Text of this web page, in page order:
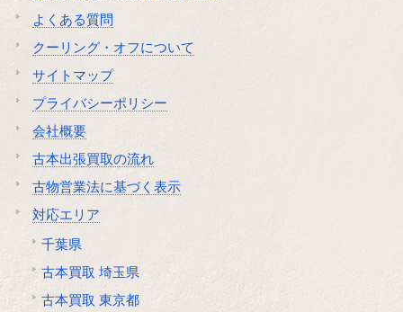
よくある質問
クーリング・オフについて
サイトマップ
プライバシーポリシー
会社概要
古本出張買取の流れ
古物営業法に基づく表示
対応エリア
千葉県
古本買取 埼玉県
古本買取 東京都